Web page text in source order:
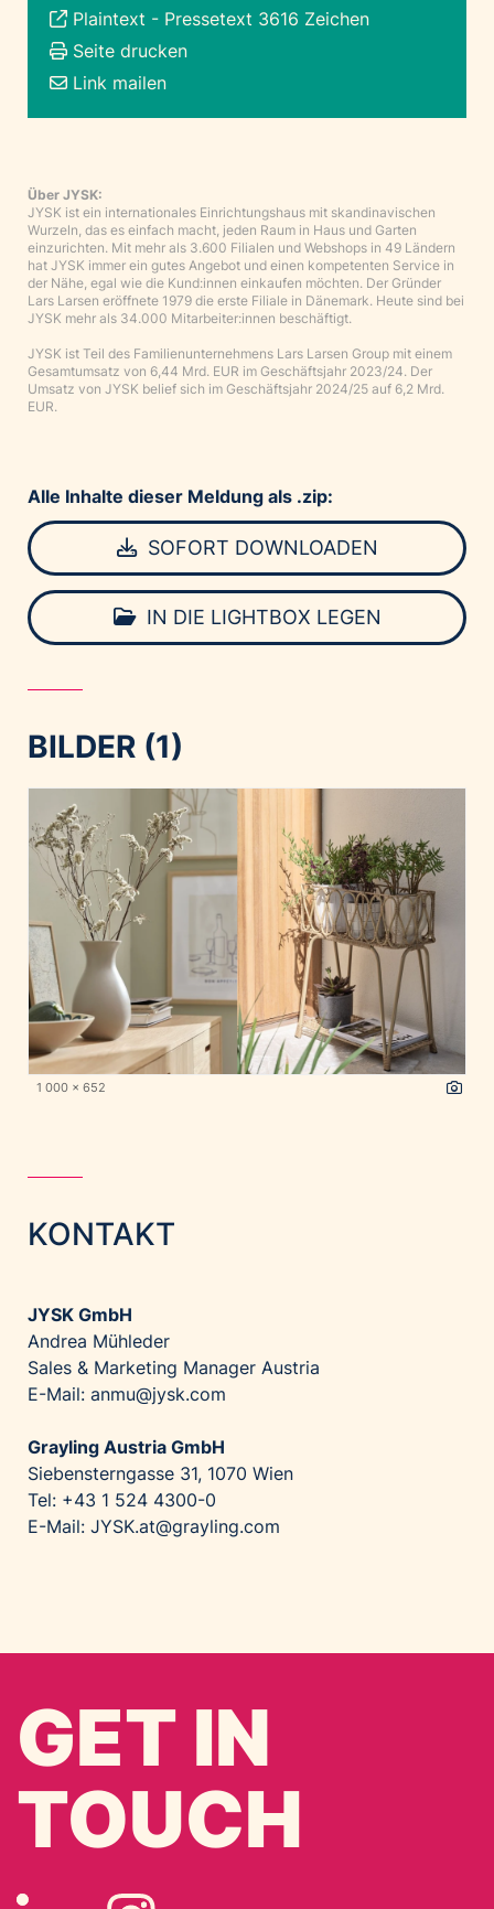
Plaintext - Pressetext 3616 Zeichen
Seite drucken
Link mailen
Über JYSK:
JYSK ist ein internationales Einrichtungshaus mit skandinavischen
Wurzeln, das es einfach macht, jeden Raum in Haus und Garten
einzurichten. Mit mehr als 3.600 Filialen und Webshops in 49 Ländern
hat JYSK immer ein gutes Angebot und einen kompetenten Service in
der Nähe, egal wie die Kund:innen einkaufen möchten. Der Gründer
Lars Larsen eröffnete 1979 die erste Filiale in Dänemark. Heute sind bei
JYSK mehr als 34.000 Mitarbeiter:innen beschäftigt.
JYSK ist Teil des Familienunternehmens Lars Larsen Group mit einem
Gesamtumsatz von 6,44 Mrd. EUR im Geschäftsjahr 2023/24. Der
Umsatz von JYSK belief sich im Geschäftsjahr 2024/25 auf 6,2 Mrd.
EUR.
Alle Inhalte dieser Meldung als .zip:
SOFORT DOWNLOADEN
IN DIE LIGHTBOX LEGEN
BILDER (1)
1 000 x 652
KONTAKT
JYSK GmbH
Andrea Mühleder
Sales & Marketing Manager Austria
E-Mail: anmu@jysk.com
Grayling Austria GmbH
Siebensterngasse 31, 1070 Wien
Tel: +43 1 524 4300-0
E-Mail: JYSK.at@grayling.com
GET IN
TOUCH